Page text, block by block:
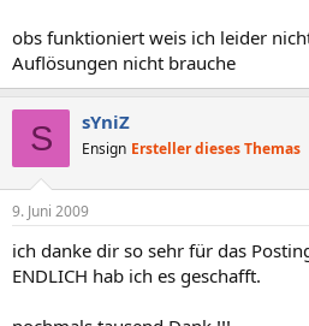
obs funktioniert weis ich leider
Auflösungen nicht brauche
S sYniZ
Ensign Ersteller dieses Themas
9. Juni 2009
ich danke dir so sehr für das
ENDLICH hab ich es geschafft.